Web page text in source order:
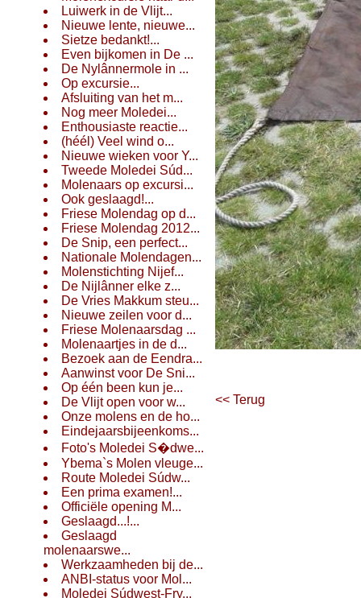
Luiwerk in de Vlijt...
Nieuwe lente, nieuwe...
Sietze bedankt!...
Even bijkomen in De ...
De Nylânnermole in ...
Op excursie...
Afsluiting van het m...
Nog meer Moledei...
Enthousiaste reactie...
(héél) Veel wind o...
Nieuwe wieken voor Y...
Tweede Moledei Súd...
Molenaars op excursi...
Ook geslaagd!...
Friese Molendag op d...
Friese Molendag 2012...
De Snip, een perfect...
Nationale Molendagen...
Molenstichting Nijef...
De Nijlânner elke z...
De Vries Makkum steu...
Nieuwe zeilen voor d...
Friese Molenaarsdag ...
Molenaartjes in de d...
Bezoek aan de Eendra...
Aanwinst voor De Sni...
Op één been kun je...
De Vlijt open voor w...
Onze molens en de ho...
Eindejaarsbijeenkoms...
Foto's Moledei S�dwe...
Ybema`s Molen vleuge...
Route Moledei Súdw...
Een prima examen!...
Officiële opening M...
Geslaagd...!...
Geslaagd
molenaarswe...
Werkzaamheden bij de...
ANBI-status voor Mol...
Moledei Súdwest-Fry...
<< Terug